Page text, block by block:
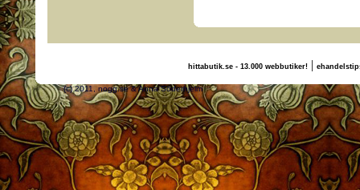
hittabutik.se - 13.000 webbutiker!|
(c) 2011, nogg.se & Anna Söderhjelm